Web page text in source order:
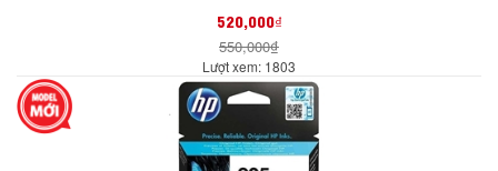
520,000₫
550,000₫
Lượt xem: 1803